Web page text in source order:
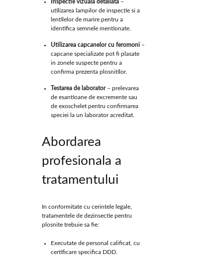
Inspectie vizuala detaliata –
utilizarea lampilor de inspectie si a
lentilelor de marire pentru a
identifica semnele mentionate.
Utilizarea capcanelor cu feromoni –
capcane specializate pot fi plasate
in zonele suspecte pentru a
confirma prezenta plosnitilor.
Testarea de laborator– prelevarea
de esantioane de excremente sau
de exoschelet pentru confirmarea
speciei la un laborator acreditat.
Abordarea
profesionala a
tratamentului
In conformitate cu cerintele legale,
tratamentele de dezinsectie pentru
plosnite trebuie sa fie:
Executate de personal calificat, cu
certificare specifica DDD.